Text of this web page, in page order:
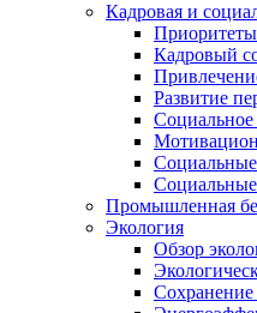
Кадровая и
Приоритеты
Кадровый
Развитие
Социальное
Промышленная
Экология
Обзор
Сохранение